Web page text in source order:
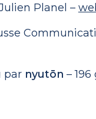
Planel –
par nyutōn –